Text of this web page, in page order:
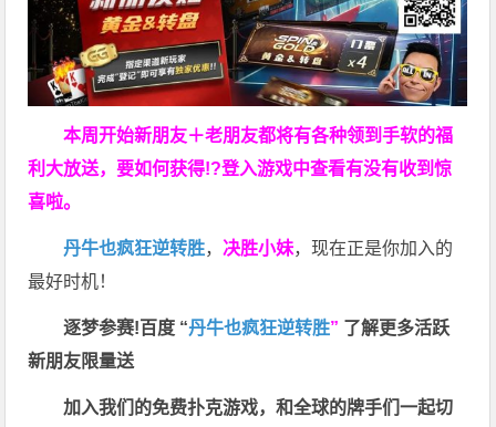
本周开始新朋友＋老朋友都将有各种领到手软的福
利大放送，要如何获得!?登入游戏中查看有没有收到惊
喜啦。
丹牛也疯狂逆转胜， 决胜小妹，现在正是你加入的
最好时机！
逐梦参赛!百度 “丹牛也疯狂逆转胜” 了解更多活跃
新朋友限量送
加入我们的免费扑克游戏，和全球的牌手们一起切